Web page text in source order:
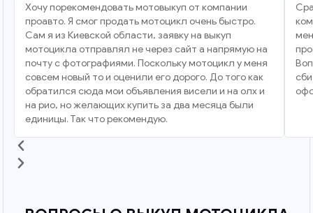
Хочу порекомендовать мотовыкуп от компании
проавто. Я смог продать мотоцикл очень быстро.
Сам я из Киевской области, заявку на выкуп
мотоцикла отправлял не через сайт а напрямую на
почту с фотографиями. Поскольку мотоцикл у меня
совсем новый то и оценили его дорого. До того как
обратился сюда мои объявления висели и на олх и
на рио, но желающих купить за два месяца были
единицы. Так что рекомендую.